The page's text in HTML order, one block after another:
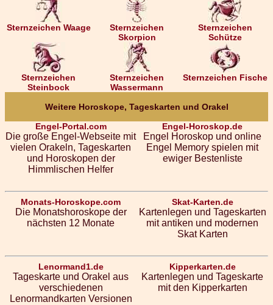
Sternzeichen Waage
Sternzeichen
Skorpion
Sternzeichen
Schütze
Sternzeichen
Steinbock
Sternzeichen
Wassermann
Sternzeichen Fische
Weitere Horoskope, Tageskarten und Orakel
Engel-Portal.com
Die große Engel-Webseite mit
vielen Orakeln, Tageskarten
und Horoskopen der
Himmlischen Helfer
Engel-Horoskop.de
Engel Horoskop und online
Engel Memory spielen mit
ewiger Bestenliste
Monats-Horoskope.com
Die Monatshoroskope der
nächsten 12 Monate
Skat-Karten.de
Kartenlegen und Tageskarten
mit antiken und modernen
Skat Karten
Lenormand1.de
Tageskarte und Orakel aus
verschiedenen
Lenormandkarten Versionen
Kipperkarten.de
Kartenlegen und Tageskarte
mit den Kipperkarten